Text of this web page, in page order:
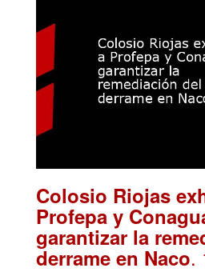
Colosio Riojas
Profepa y
garantizar la
derrame en Naco.